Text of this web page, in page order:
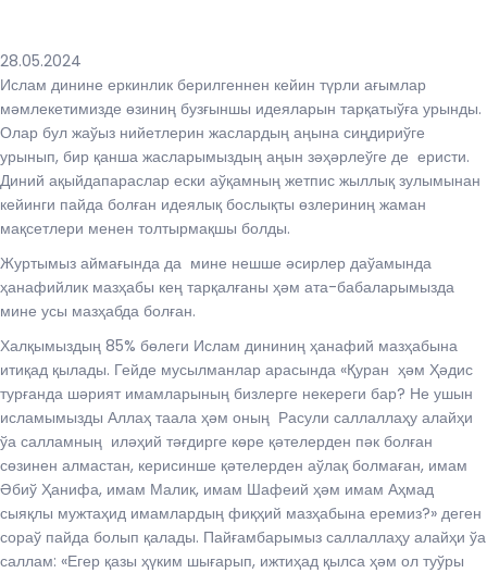
28.05.2024
Ислам динине еркинлик берилгеннен кейин түрли ағымлар
мәмлекетимизде өзиниң бузғыншы идеяларын тарқатыўға урынды.
Олар бул жаўыз нийетлерин жаслардың аңына сиңдириўге
урынып, бир қанша жасларымыздың аңын зәҳәрлеўге де еристи.
Диний ақыйдапараслар ески аўқамның жетпис жыллық зулымынан
кейинги пайда болған идеялық бослықты өзлериниң жаман
мақсетлери менен толтырмақшы болды.
Журтымыз аймағында да мине нешше әсирлер даўамында
ҳанафийлик мазҳабы кең тарқалғаны ҳәм ата-бабаларымызда
мине усы мазҳабда болған.
Халқымыздың 85% бөлеги Ислам дининиң ҳанафий мазҳабына
итиқад қылады. Гейде мусылманлар арасында «Қуран ҳәм Ҳәдис
турғанда шәрият имамларының бизлерге некереги бар? Не ушын
исламымызды Аллаҳ таала ҳәм оның Расули саллаллаҳу алайҳи
ўа салламның иләҳий тәғдирге көре қәтелерден пәк болған
сөзинен алмастан, керисинше қәтелерден аўлақ болмаған, имам
Әбиў Ҳанифа, имам Малик, имам Шафеий ҳәм имам Аҳмад
сыяқлы мужтаҳид имамлардың фиқҳий мазҳабына еремиз?» деген
сораў пайда болып қалады. Пайғамбарымыз саллаллаҳу алайҳи ўа
саллам: «Егер қазы ҳүким шығарып, ижтиҳад қылса ҳәм ол туўры